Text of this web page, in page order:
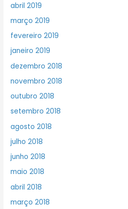
abril 2019
março 2019
fevereiro 2019
janeiro 2019
dezembro 2018
novembro 2018
outubro 2018
setembro 2018
agosto 2018
julho 2018
junho 2018
maio 2018
abril 2018
março 2018